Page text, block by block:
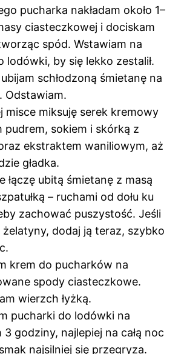
pucharka nakładam około 1–
ciasteczkowej i dociskam
spód. Wstawiam na
lodówki, by się lekko zestalił.
schłodzoną śmietanę na
Odstawiam.
misce miksuję serek kremowy
pudrem, sokiem i skórką z
ekstraktem waniliowym, aż
gładka.
łączę ubitą śmietanę z masą
– ruchami od dołu ku
zachować puszystość. Jeśli
żelatyny, dodaj ją teraz, szybko
krem do pucharków na
spody ciasteczkowe.
wierzch łyżką.
pucharki do lodówki na
3 godziny, najlepiej na całą noc
najsilniej się przegryza.